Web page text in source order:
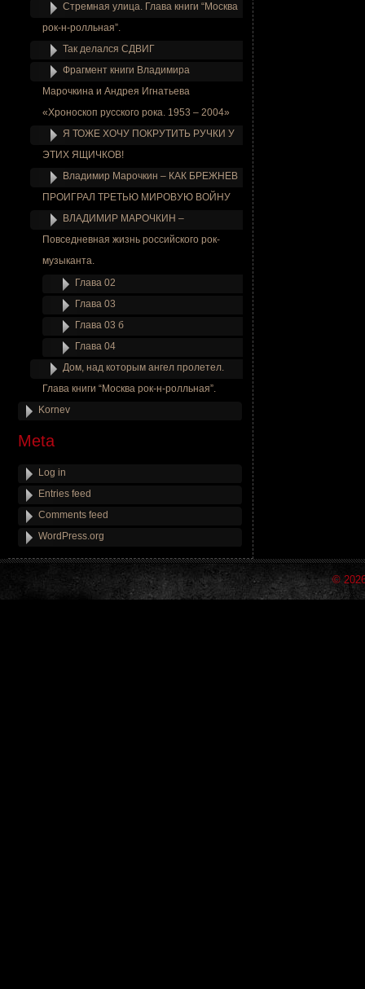
Стремная улица. Глава книги “Москва
рок-н-ролльная”.
Так делался СДВИГ
Фрагмент книги Владимира
Марочкина и Андрея Игнатьева
«Хроноскоп русского рока. 1953 – 2004»
Я ТОЖЕ ХОЧУ ПОКРУТИТЬ РУЧКИ У
ЭТИХ ЯЩИЧКОВ!
Владимир Марочкин – КАК БРЕЖНЕВ
ПРОИГРАЛ ТРЕТЬЮ МИРОВУЮ ВОЙНУ
ВЛАДИМИР МАРОЧКИН –
Повседневная жизнь российского рок-
музыканта.
Глава 02
Глава 03
Глава 03 б
Глава 04
Дом, над которым ангел пролетел.
Глава книги “Москва рок-н-ролльная”.
Kornev
Meta
Log in
Entries feed
Comments feed
WordPress.org
©